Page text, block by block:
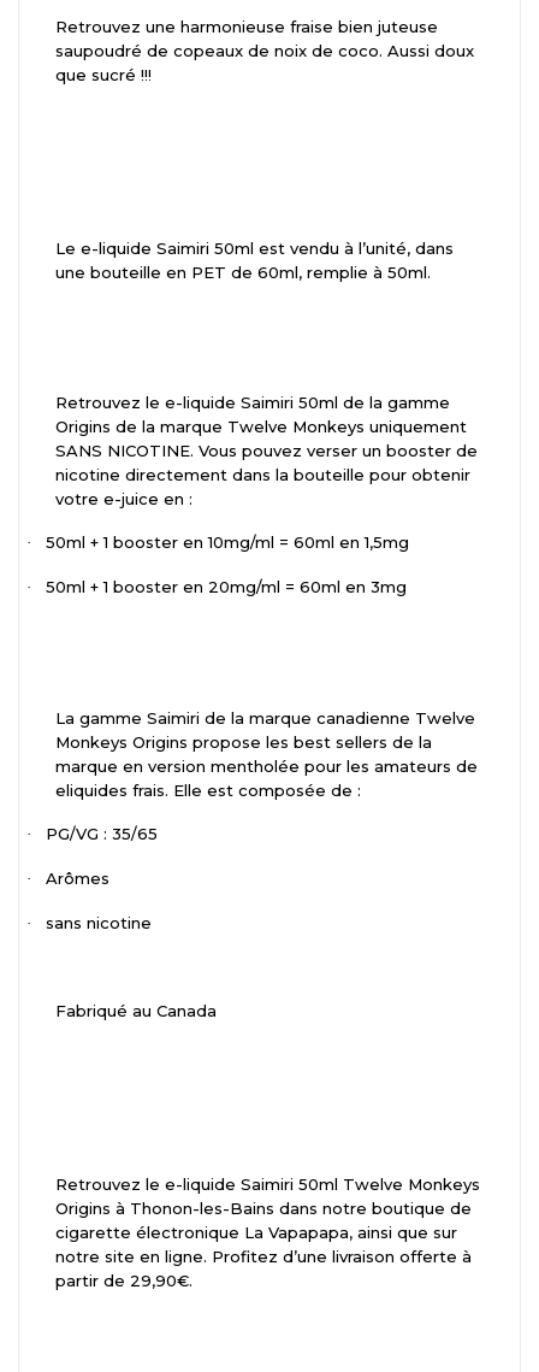
Retrouvez une harmonieuse fraise bien juteuse
saupoudré de copeaux de noix de coco. Aussi doux
que sucré !!!
Le e-liquide Saimiri 50ml est vendu à l’unité, dans
une bouteille en PET de 60ml, remplie à 50ml.
Retrouvez le e-liquide Saimiri 50ml de la gamme
Origins de la marque Twelve Monkeys uniquement
SANS NICOTINE. Vous pouvez verser un booster de
nicotine directement dans la bouteille pour obtenir
votre e-juice en :
· 50ml + 1 booster en 10mg/ml = 60ml en 1,5mg
· 50ml + 1 booster en 20mg/ml = 60ml en 3mg
La gamme Saimiri de la marque canadienne Twelve
Monkeys Origins propose les best sellers de la
marque en version mentholée pour les amateurs de
eliquides frais. Elle est composée de :
· PG/VG : 35/65
· Arômes
· sans nicotine
Fabriqué au Canada
Retrouvez le e-liquide Saimiri 50ml Twelve Monkeys
Origins à Thonon-les-Bains dans notre boutique de
cigarette électronique La Vapapapa, ainsi que sur
notre site en ligne. Profitez d’une livraison offerte à
partir de 29,90€.